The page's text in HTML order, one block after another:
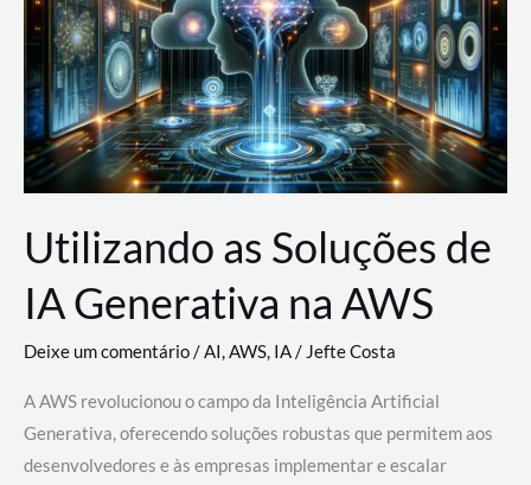
Utilizando as Soluções de
IA Generativa na AWS
Deixe um comentário/AI,AWS, IA/Jefte Costa
A AWS revolucionou o campo da Inteligência Artificial
Generativa, oferecendo soluções robustas que permitem aos
desenvolvedores e às empresas implementar e escalar